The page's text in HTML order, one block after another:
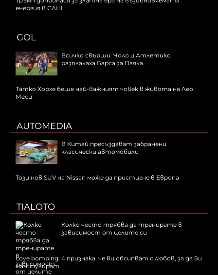
енергия в САЩ
GOL
Всичко свърши: Чоло и Атлетико
разплакаха Барса за Паяка
Татко Хорхе беше най-важният човек в живота на Лео
Меси
AUTOMEDIA
В Китай пресъздават забранени
класически автомобили
Този нов SUV на Nissan може да пристигне в Европа
TIALOTO
Колко често трябва да тренирате в
зависимост от целите си
Love bombing: 4 признака, че ви обсипват с любов, за да ви
манипулират